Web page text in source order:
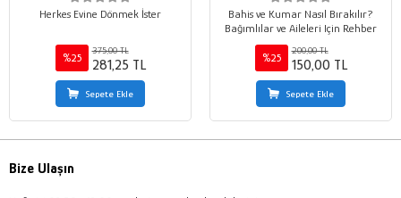
Herkes Evine Dönmek İster
%25
375,00 TL
281,25 TL
Sepete Ekle
Bahis ve Kumar Nasıl Bırakılır?
Bağımlılar ve Aileleri Için Rehber
%25
200,00 TL
150,00 TL
Sepete Ekle
Bize Ulaşın